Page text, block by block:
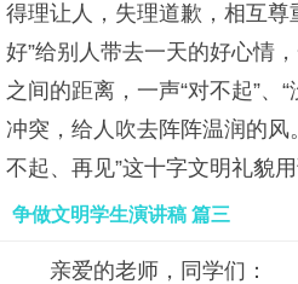
得理让人，失理道歉，相互尊
好”给别人带去一天的好心情
之间的距离，一声“对不起”、
冲突，给人吹去阵阵温润的风
不起、再见”这十字文明礼貌用
争做文明学生演讲稿 篇三
亲爱的老师，同学们：